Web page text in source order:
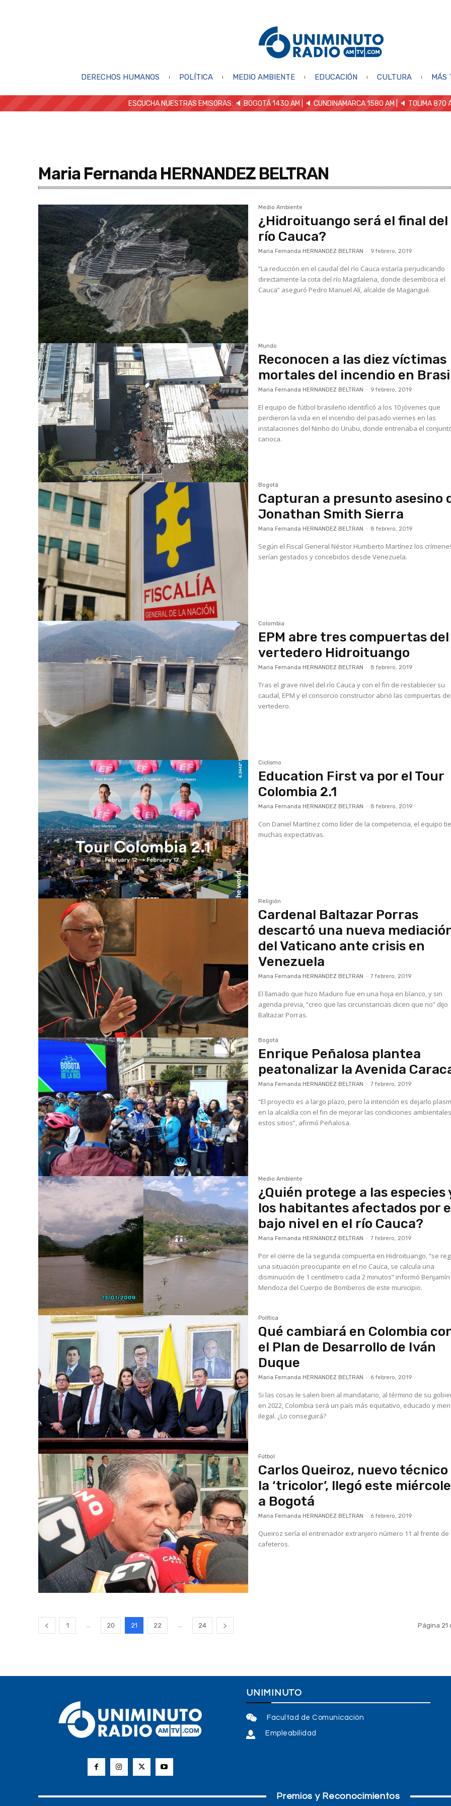
DERECHOS HUMANOS POLÍTICA MEDIO AMBIENTE EDUCACIÓN CULTURA MÁS
ESCUCHA NUESTRAS EMISORAS: 🔈 BOGOTÁ 1430 AM | 🔈 CUNDINAMARCA 1580 AM | 🔈 TOLIMA 870
Maria Fernanda HERNANDEZ BELTRAN
Medio Ambiente
¿Hidroituango será el final del
río Cauca?
Maria Fernanda HERNANDEZ BELTRAN - 9 febrero, 2019
“La reducción en el caudal del río Cauca estaría perjudicando
directamente la cota del río Magdalena, donde desemboca el
Cauca” aseguró Pedro Manuel Alí, alcalde de Magangué.
Mundo
Reconocen a las diez víctimas
mortales del incendio en
Maria Fernanda HERNANDEZ BELTRAN - 9 febrero, 2019
El equipo de fútbol brasileño identificó a los 10 jóvenes que
perdieron la vida en el incendio del pasado viernes en las
instalaciones del Ninho do Urubu, donde entrenaba el
carioca.
Bogotá
Capturan a presunto asesino
Jonathan Smith Sierra
Maria Fernanda HERNANDEZ BELTRAN - 8 febrero, 2019
Según el Fiscal General Néstor Humberto Martínez los
serían gestados y concebidos desde Venezuela.
Colombia
EPM abre tres compuertas del
vertedero Hidroituango
Maria Fernanda HERNANDEZ BELTRAN - 8 febrero, 2019
Tras el grave nivel del río Cauca y con el fin de restablecer su
caudal, EPM y el consorcio constructor abrió las compuertas
vertedero.
Ciclismo
Education First va por el Tour
Colombia 2.1
Maria Fernanda HERNANDEZ BELTRAN - 8 febrero, 2019
Con Daniel Martínez como líder de la competencia, el equipo
muchas expectativas.
Religión
Cardenal Baltazar Porras
descartó una nueva
del Vaticano ante crisis en
Venezuela
Maria Fernanda HERNANDEZ BELTRAN - 7 febrero, 2019
El llamado que hizo Maduro fue en una hoja en blanco, y sin
agenda previa, “creo que las circunstancias dicen que no” dijo
Baltazar Porras.
Bogotá
Enrique Peñalosa plantea
peatonalizar la Avenida
Maria Fernanda HERNANDEZ BELTRAN - 7 febrero, 2019
“El proyecto es a largo plazo, pero la intención es dejarlo
en la alcaldía con el fin de mejorar las condiciones
estos sitios”, afirmó Peñalosa.
Medio Ambiente
¿Quién protege a las especies
los habitantes afectados por
bajo nivel en el río Cauca?
Maria Fernanda HERNANDEZ BELTRAN - 7 febrero, 2019
Por el cierre de la segunda compuerta en Hidroituango, “se
una situación preocupante en el rio Cauca, se calcula una
disminución de 1 centímetro cada 2 minutos” informó Benjamín
Mendoza del Cuerpo de Bomberos de este municipio.
Política
Qué cambiará en Colombia
el Plan de Desarrollo de Iván
Duque
Maria Fernanda HERNANDEZ BELTRAN - 6 febrero, 2019
Si las cosas le salen bien al mandatario, al término de su
en 2022, Colombia será un país más equitativo, educado y
ilegal. ¿Lo conseguirá?
Fútbol
Carlos Queiroz, nuevo técnico
la ‘tricolor’, llegó este
a Bogotá
Maria Fernanda HERNANDEZ BELTRAN - 6 febrero, 2019
Queiroz sería el entrenador extranjero número 11 al frente de
cafeteros.
1 20 21 22 24 Página 21
UNIMINUTO
Facultad de Comunicación
Empleabilidad
Premios y Reconocimientos